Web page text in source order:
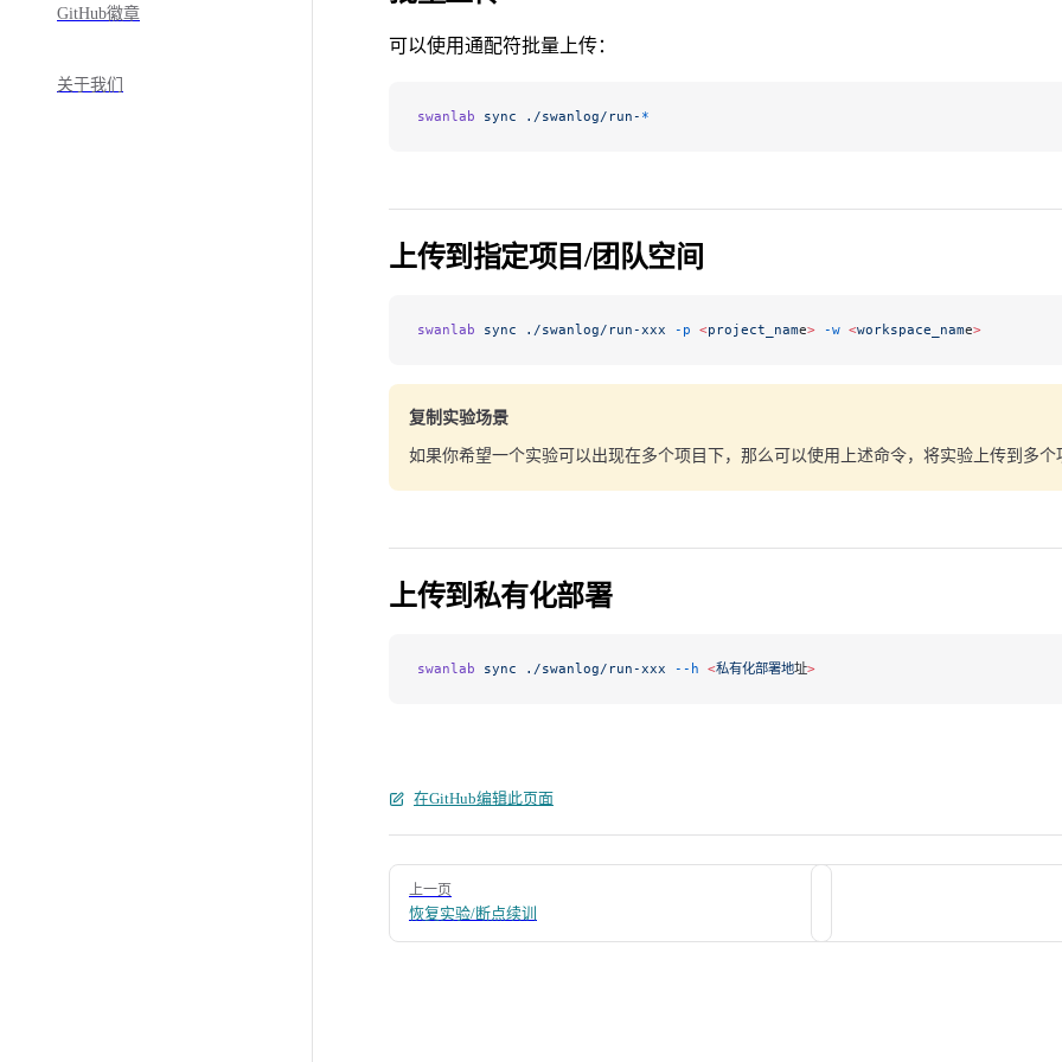
GitHub徽章
关于我们
可以使用通配符批量上传：
swanlab sync ./swanlog/run- *
上传到指定项目/团队空间
swanlab sync ./swanlog/run-xxx -p <project_name> -w <workspace_name>
复制实验场景
如果你希望一个实验可以出现在多个项目下，那么可以使用上述命令，将实验上传到多个
上传到私有化部署
swanlab sync ./swanlog/run-xxx --h <私有化部署地址>
在GitHub编辑此页面
Pager
上一页
恢复实验/断点续训